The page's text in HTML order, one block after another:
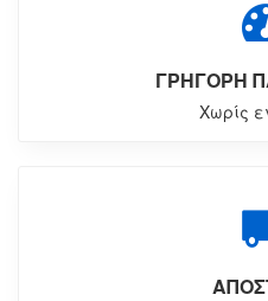
ΓΡΗΓΟΡΗ
Χωρίς